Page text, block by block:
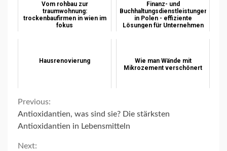
Vom rohbau zur
traumwohnung:
trockenbaufirmen in wien im
fokus
Finanz- und
Buchhaltungsdienstleistungen
in Polen - effiziente
Lösungen für Unternehmen
Hausrenovierung
Wie man Wände mit
Mikrozement verschönert
Continue
Reading
Previous:
Antioxidantien, was sind sie? Die stärksten
Antioxidantien in Lebensmitteln
Next: